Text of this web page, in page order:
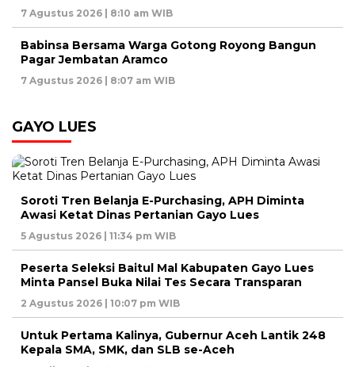
7 Agustus 2026 | 8:10 am WIB
Babinsa Bersama Warga Gotong Royong Bangun
Pagar Jembatan Aramco
7 Agustus 2026 | 8:07 am WIB
GAYO LUES
Soroti Tren Belanja E-Purchasing, APH Diminta
Awasi Ketat Dinas Pertanian Gayo Lues
5 Agustus 2026 | 11:34 pm WIB
Peserta Seleksi Baitul Mal Kabupaten Gayo Lues
Minta Pansel Buka Nilai Tes Secara Transparan
2 Agustus 2026 | 10:07 pm WIB
Untuk Pertama Kalinya, Gubernur Aceh Lantik 248
Kepala SMA, SMK, dan SLB se-Aceh